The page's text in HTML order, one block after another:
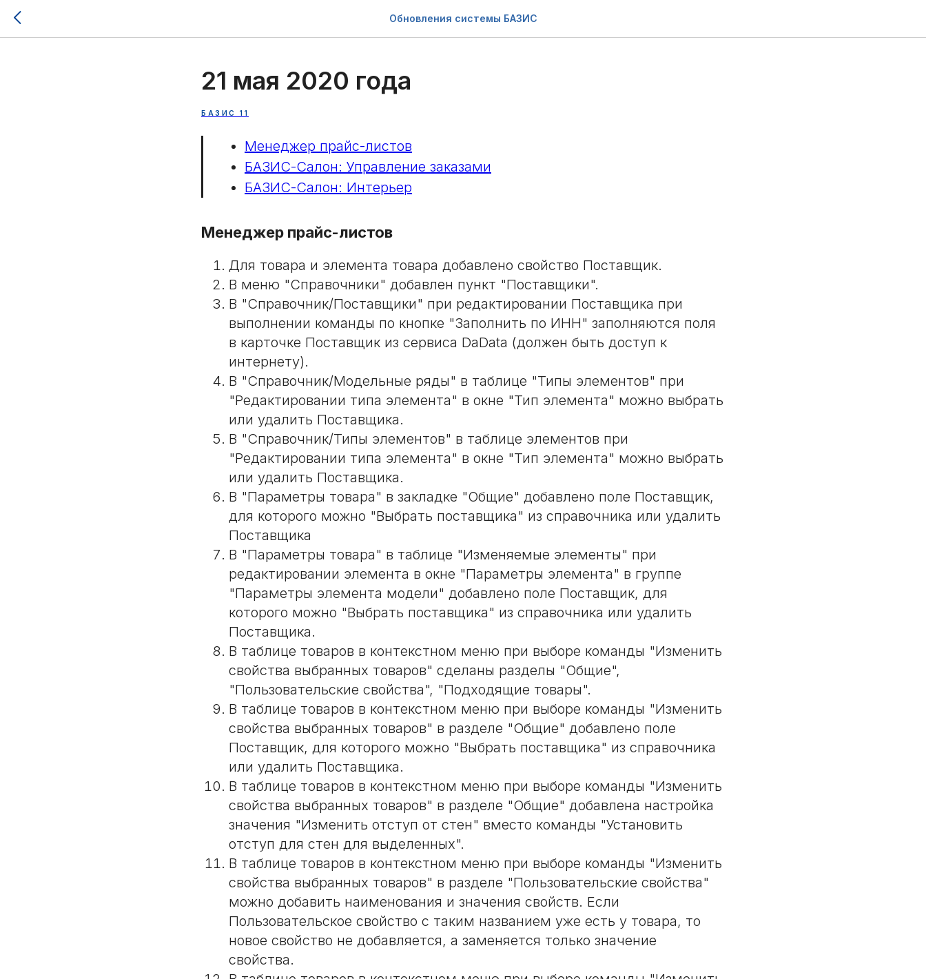
Обновления системы БАЗИС
21 мая 2020 года
БАЗИС 11
Менеджер прайс-листов
БАЗИС-Салон: Управление заказами
БАЗИС-Салон: Интерьер
Менеджер прайс-листов
Для товара и элемента товара добавлено свойство Поставщик.
В меню "Справочники" добавлен пункт "Поставщики".
В "Справочник/Поставщики" при редактировании Поставщика при
выполнении команды по кнопке "Заполнить по ИНН" заполняются поля
в карточке Поставщик из сервиса DaData (должен быть доступ к
интернету).
В "Справочник/Модельные ряды" в таблице "Типы элементов" при
"Редактировании типа элемента" в окне "Тип элемента" можно выбрать
или удалить Поставщика.
В "Справочник/Типы элементов" в таблице элементов при
"Редактировании типа элемента" в окне "Тип элемента" можно выбрать
или удалить Поставщика.
В "Параметры товара" в закладке "Общие" добавлено поле Поставщик,
для которого можно "Выбрать поставщика" из справочника или удалить
Поставщика
В "Параметры товара" в таблице "Изменяемые элементы" при
редактировании элемента в окне "Параметры элемента" в группе
"Параметры элемента модели" добавлено поле Поставщик, для
которого можно "Выбрать поставщика" из справочника или удалить
Поставщика.
В таблице товаров в контекстном меню при выборе команды "Изменить
свойства выбранных товаров" сделаны разделы "Общие",
"Пользовательские свойства", "Подходящие товары".
В таблице товаров в контекстном меню при выборе команды "Изменить
свойства выбранных товаров" в разделе "Общие" добавлено поле
Поставщик, для которого можно "Выбрать поставщика" из справочника
или удалить Поставщика.
В таблице товаров в контекстном меню при выборе команды "Изменить
свойства выбранных товаров" в разделе "Общие" добавлена настройка
значения "Изменить отступ от стен" вместо команды "Установить
отступ для стен для выделенных".
В таблице товаров в контекстном меню при выборе команды "Изменить
свойства выбранных товаров" в разделе "Пользовательские свойства"
можно добавить наименования и значения свойств. Если
Пользовательское свойство с таким названием уже есть у товара, то
новое свойство не добавляется, а заменяется только значение
свойства.